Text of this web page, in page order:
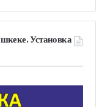
Установка